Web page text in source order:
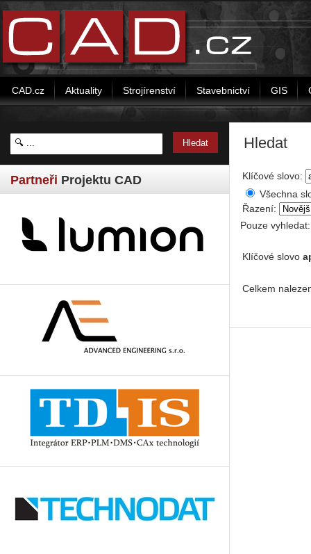
CAD.cz Aktuality Strojírenství Stavebnictví GIS
Partneři Projektu CAD
Hledat
Klíčové slovo:
Všechna
Řazení:
Pouze
Klíčové slovo
Celkem